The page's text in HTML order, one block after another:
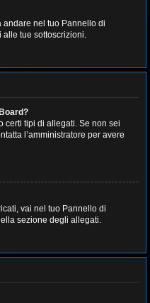
andare nel tuo Pannello di
tue sottoscrizioni.
certi tipi di allegati. Se non sei
l’amministratore per avere
vai nel tuo Pannello di
sezione degli allegati.